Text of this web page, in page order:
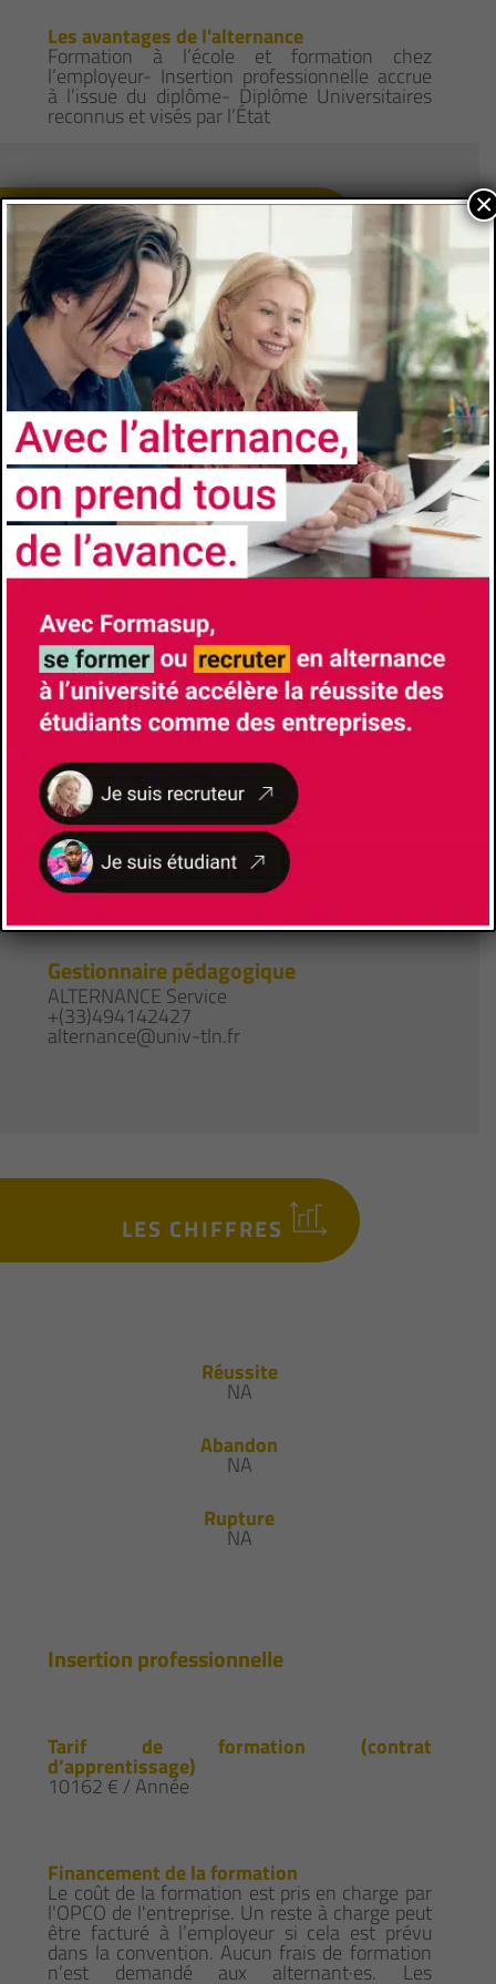
Les avantages de l'alternance
Formation à l’école et formation chez
l’employeur- Insertion professionnelle accrue
à l’issue du diplôme- Diplôme Universitaires
reconnus et visés par l’État
CONTACTS
Université
Université de Toulon
Faculté/Institut/Ecole
Institut Universitaire de Technologie de Toulon
Site de la formation
Responsable de Formation
ROSSANO Maryline
(+33)607250048
maryline.rossano@univ-tln.fr
Responsable Alternance
BOCCHECIAMPE Richard
richard.boccheciampe@univ-tln.fr
Lieu de formation
Avenue de l'Université
83130
Gestionnaire pédagogique
ALTERNANCE Service
+(33)494142427
alternance@univ-tln.fr
LES CHIFFRES
Réussite
NA
Abandon
NA
Rupture
NA
Insertion professionnelle
Tarif de formation (contrat
d’apprentissage)
10162 € / Année
Financement de la formation
Le coût de la formation est pris en charge par
l'OPCO de l'entreprise. Un reste à charge peut
être facturé à l’employeur si cela est prévu
dans la convention. Aucun frais de formation
n’est demandé aux alternant·es. Les
×